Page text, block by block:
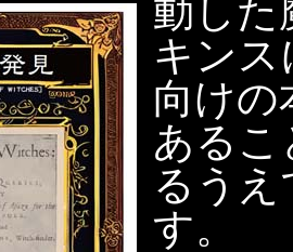
動した
キンス
向けの
あるこ
るう
す。